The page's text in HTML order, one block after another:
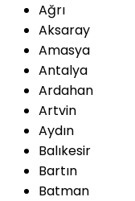
Ağrı
Aksaray
Amasya
Antalya
Ardahan
Artvin
Aydın
Balıkesir
Bartın
Batman